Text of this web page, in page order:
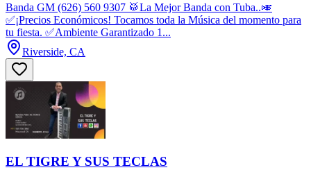
Banda GM (626) 560 9307 🥁La Mejor Banda con Tuba..🎺
✅¡Precios Económicos! Tocamos toda la Música del momento para
tu fiesta. ✅Ambiente Garantizado 1...
Riverside, CA
EL TIGRE Y SUS TECLAS